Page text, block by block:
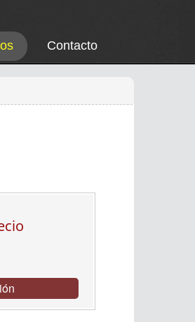
Contacto